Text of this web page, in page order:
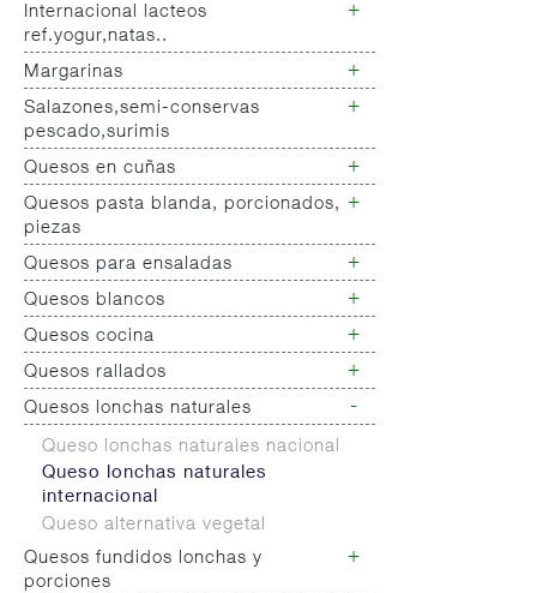
Mantequillas
Internacional lacteos
ref.yogur,natas..
+
Internacional natas mantequillas
Internacional yogur,postre,otros
lacteos
Margarinas +
Margarinas
Salazones,semi-conservas
pescado,surimis
+
Salazones
Bacalao-maruca
Bacalao desalado
Ahumados-aceite
Anchoa semi conserva
Caviar-sucedaneos
Surimis
Otros pescados maricos
preparados
Quesos en cuñas +
Quesos cuñas nacionales
Quesos cuñas internacional
Quesos pasta blanda, porcionados,
piezas
+
Queso pasta blanda
Quesos cabra pasta blanda
Cremas queso untar
Quesos para ensaladas +
Quesos ensaladas
Quesos blancos +
Quesos mozarellas
Queso fresco ultrafiltrado
Queso fresco natural
Tartas queso
Quark,queso batido...
Quesos cocina +
Queso cocina
Quesos rallados +
Queso rallado
Quesos lonchas naturales -
Queso lonchas naturales nacional
Queso lonchas naturales
internacional
Queso alternativa vegetal
Quesos fundidos lonchas y
porciones
+